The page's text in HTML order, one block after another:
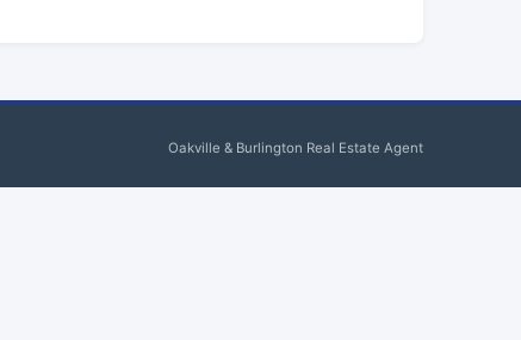
Oakville & Burlington Real Estate Agent